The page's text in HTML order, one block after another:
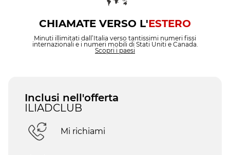
CHIAMATE VERSO L' ESTERO
Minuti illimitati dall’Italia verso tantissimi numeri fissi
internazionali e i numeri mobili di Stati Uniti e Canada.
Scopri i paesi
Inclusi nell'offerta
ILIADCLUB
Mi richiami